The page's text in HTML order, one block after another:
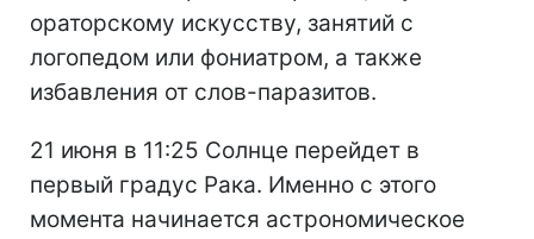
ораторскому искусству, занятий с
логопедом или фониатром, а также
избавления от слов-паразитов.
21 июня в 11:25 Солнце перейдет в
первый градус Рака. Именно с этого
момента начинается астрономическое